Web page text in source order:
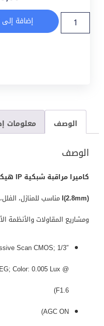
إضافة
الوصف معلومات
الوصف
I(2.8mm)مناسب للمنازل،
ومشاريع المقاولات والأنظمة
Scan CMOS;
Color: 0.005 Lux @
(F1.6
AGC ON)